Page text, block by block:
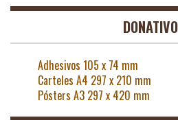
Adhesivos 105 x 74 mm
Carteles A4 297 x 210 mm
Pósters A3 297 x 420 mm